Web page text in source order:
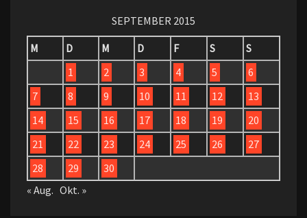
SEPTEMBER 2015
M
D M D F S
S
1
2 3 4 5
6
7
8 9 10 11 12
13
14
15 16 17 18 19
20
21
22 23 24 25 26
27
28
29
30
« Aug. Okt. »